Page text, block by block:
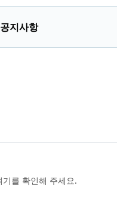
지사항
를 확인해 주세요.